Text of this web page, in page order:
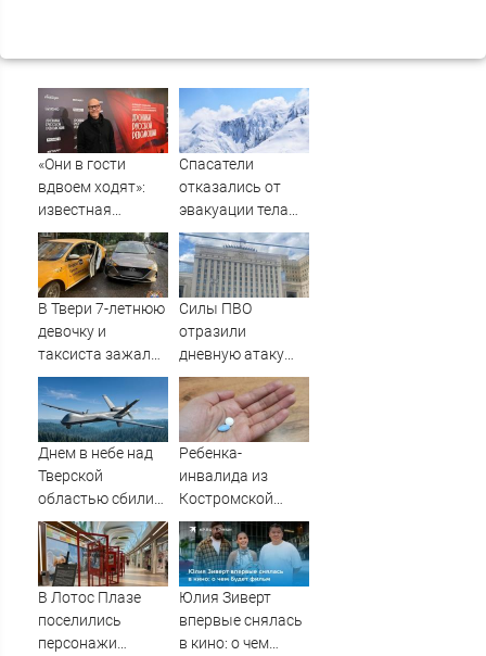
«Они в гости
вдвоем ходят»:
известная
журналистка
подтвердила
роман
Бондарчука и
Спасатели
отказались от
эвакуации тела
Натальи
Наговицыной с
семитысячника
В Твери 7-летнюю
девочку и
таксиста зажало
дверью
автомобиля –
Новости Твери и
городов Тверской
области сегодня -
Afanasy.biz –
Новости Твери.
Тверь но
Силы ПВО
отразили
дневную атаку
БПЛА на
Рязанскую
область
Днем в небе над
Тверской
областью сбили
БПЛА
Ребенка-
инвалида из
Костромской
области оставили
без жизненно
важных
препаратов
В Лотос Плазе
поселились
персонажи
Юлия Зиверт
впервые снялась
в кино: о чем